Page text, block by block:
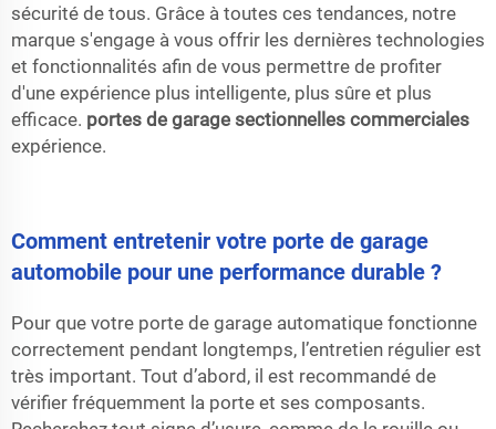
sécurité de tous. Grâce à toutes ces tendances, notre
marque s'engage à vous offrir les dernières technologies
et fonctionnalités afin de vous permettre de profiter
d'une expérience plus intelligente, plus sûre et plus
efficace. portes de garage sectionnelles commerciales
expérience.
Comment entretenir votre porte de garage
automobile pour une performance durable ?
Pour que votre porte de garage automatique fonctionne
correctement pendant longtemps, l’entretien régulier est
très important. Tout d’abord, il est recommandé de
vérifier fréquemment la porte et ses composants.